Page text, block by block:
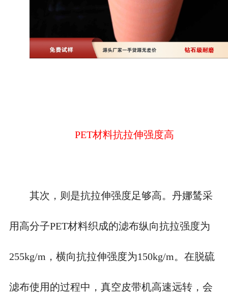
PET材料抗拉伸强度高
其次，则是抗拉伸强度足够高。丹娜鸶采
用高分子PET材料织成的滤布纵向抗拉强度为
255kg/m，横向抗拉伸强度为150kg/m。在脱硫
滤布使用的过程中，真空皮带机高速远转，会